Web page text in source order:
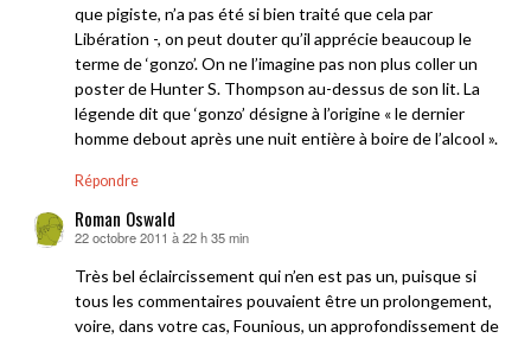
que pigiste, n’a pas été si bien traité que cela par
Libération -, on peut douter qu’il apprécie beaucoup le
terme de ‘gonzo’. On ne l’imagine pas non plus coller un
poster de Hunter S. Thompson au-dessus de son lit. La
légende dit que ‘gonzo’ désigne à l’origine « le dernier
homme debout après une nuit entière à boire de l’alcool ».
Répondre
Roman Oswald
dit :
22 octobre 2011 à 22 h 35 min
Très bel éclaircissement qui n’en est pas un, puisque si
tous les commentaires pouvaient être un prolongement,
voire, dans votre cas, Founious, un approfondissement de